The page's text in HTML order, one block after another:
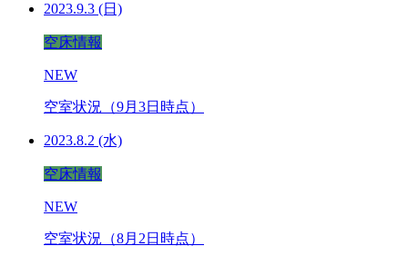
2023.9.3 (日)
空床情報
NEW
空室状況（9月3日時点）
2023.8.2 (水)
空床情報
NEW
空室状況（8月2日時点）